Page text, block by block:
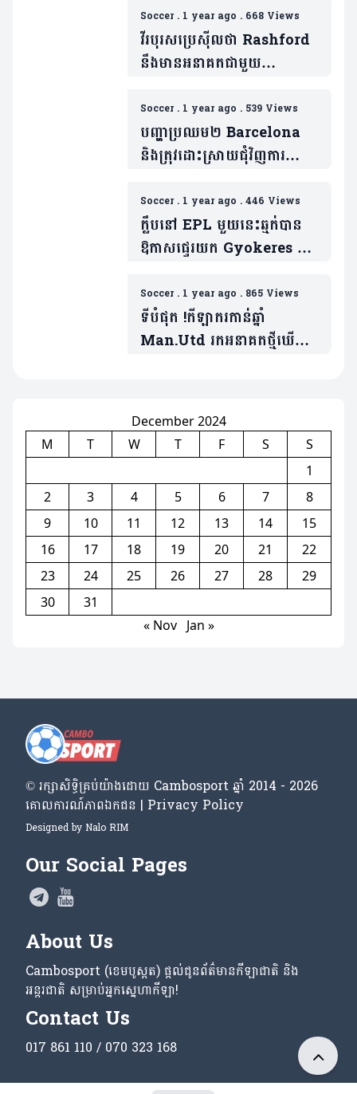
Soccer. 1 year ago . 668 Views
វីរបុរសប្រេស៊ីលថា Rashford
នឹងមានអនាគតជាមួយ
Soccer. 1 year ago . 539 Views
បញ្ហាប្រឈម២ Barcelona
និងត្រុវដោះស្រាយជុំវិញការ
Soccer. 1 year ago .446 Views
ក្លឹបនៅ EPL មួយនេះឆ្មក់បាន
ឱកាសផ្ទេរយក Gyokeres មុន
សំណើរ Arsenal
(មាន១វីដេអូ)
Soccer. 1 year ago . 865 Views
ទីបំផុត !កីឡាករកាន់ឆ្នាំ
Man.Utd រកអនាគតថ្មីឃើញ
December 2024
M
T W T F S
S
1
2
3 4 5 6 7
8
9
10 11 12 13 14
15
16
17 18 19 20 21
22
23
24 25 26 27 28
29
30
31
« Nov
Jan »
© រក្សា​សិទ្ធិ​គ្រប់​យ៉ាង​ដោយ​ Cambosport ឆ្នាំ 2014 - 2026
គោលការណ៍​ភាព​ឯកជន | Privacy Policy
Designed by Nalo RIM
Our Social Pages
About Us
Cambosport (ខេមបូស្ពត) ផ្តល់ជូនព័ត៌មានកីឡាជាតិ និង
អន្តរជាតិ សម្រាប់អ្នកស្នេហាកីឡា!
Contact Us
017 861 110 / 070 323 168